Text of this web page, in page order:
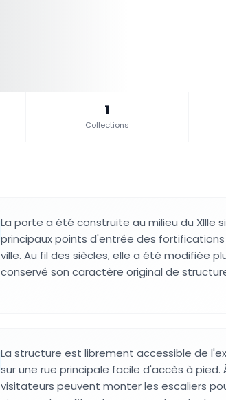
1
Collections
La porte a été construite au milieu du XIIIe
principaux points d'entrée des
ville. Au fil des siècles, elle a été modifiée
conservé son caractère original de
La structure est librement accessible de
sur une rue principale facile d'accès à pied.
visitateurs peuvent monter les escaliers